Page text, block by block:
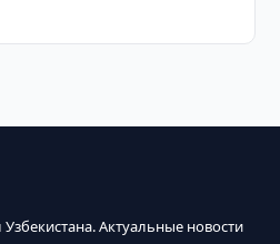
Актуальные новости